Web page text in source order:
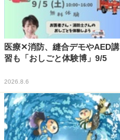
医療✕消防、縫合デモやAED講
習も「おしごと体験博」9/5
2026.8.6